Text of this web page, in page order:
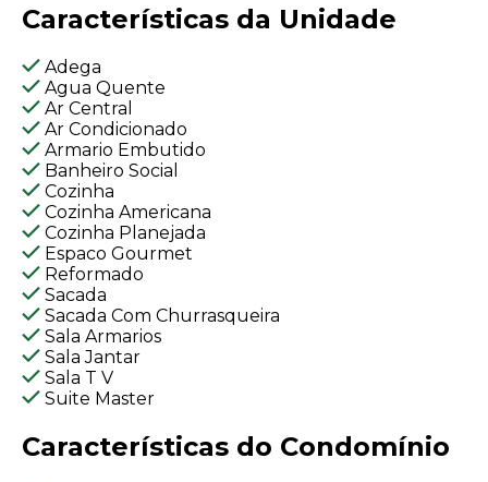
Características da Unidade
Adega
Agua Quente
Ar Central
Ar Condicionado
Armario Embutido
Banheiro Social
Cozinha
Cozinha Americana
Cozinha Planejada
Espaco Gourmet
Reformado
Sacada
Sacada Com Churrasqueira
Sala Armarios
Sala Jantar
Sala T V
Suite Master
Características do Condomínio